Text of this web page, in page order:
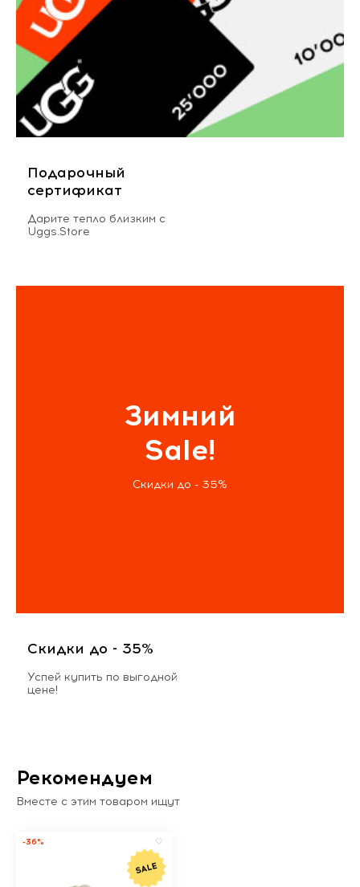
Подарочный
сертификат
Дарите тепло близким с
Uggs.Store
Зимний
Sale!
Скидки до - 35%
Скидки до - 35%
Успей купить по выгодной
цене!
Рекомендуем
Вместе с этим товаром ищут
-36%